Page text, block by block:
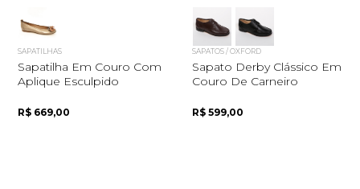
SAPATILHAS
Sapatilha Em Couro Com
Aplique Esculpido
R$ 669,00
SAPATOS / OXFORD
Sapato Derby Clássico Em
Couro De Carneiro
R$ 599,00